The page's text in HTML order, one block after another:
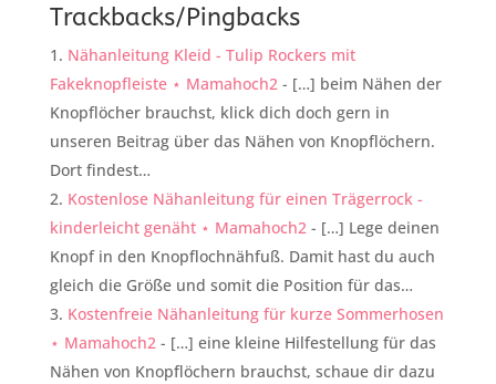
Trackbacks/Pingbacks
Nähanleitung Kleid - Tulip Rockers mit
Fakeknopfleiste ⋆ Mamahoch2- […] beim Nähen der
Knopflöcher brauchst, klick dich doch gern in
unseren Beitrag über das Nähen von Knopflöchern.
Dort findest…
Kostenlose Nähanleitung für einen Trägerrock -
kinderleicht genäht ⋆ Mamahoch2- […] Lege deinen
Knopf in den Knopflochnähfuß. Damit hast du auch
gleich die Größe und somit die Position für das…
Kostenfreie Nähanleitung für kurze Sommerhosen
⋆ Mamahoch2- […] eine kleine Hilfestellung für das
Nähen von Knopflöchern brauchst, schaue dir dazu